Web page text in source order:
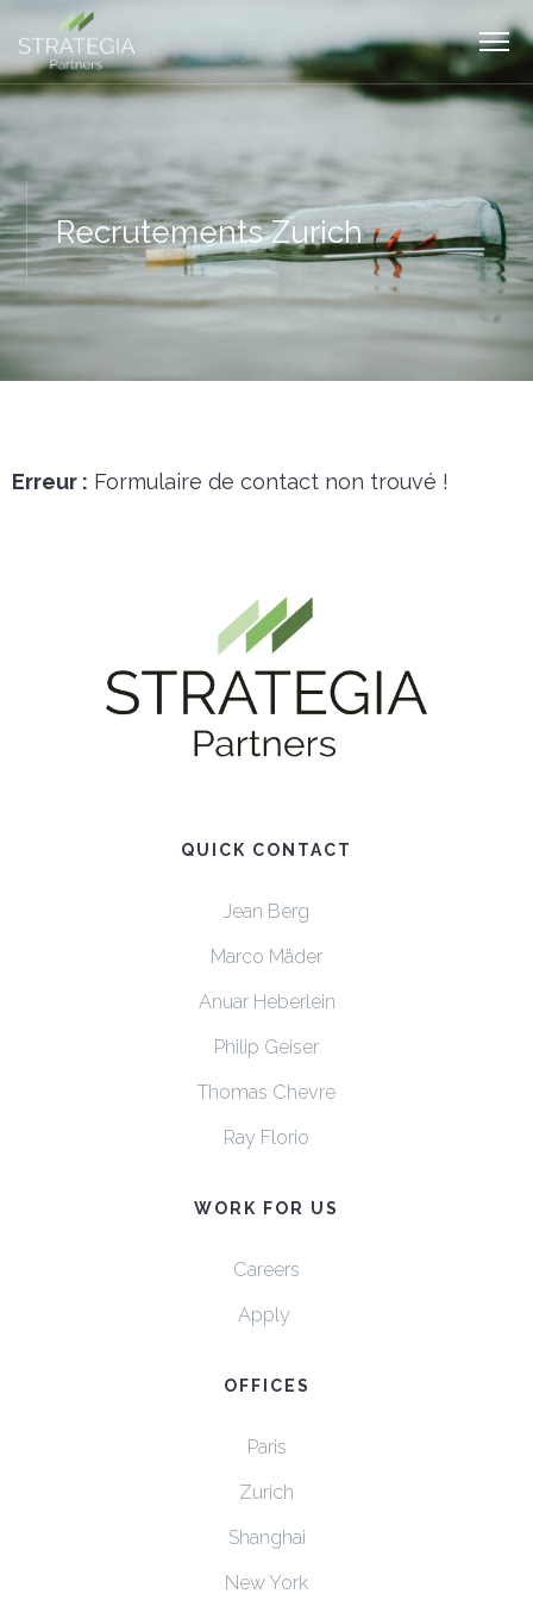
Recrutements Zurich
Erreur : Formulaire de contact non trouvé !
QUICK CONTACT
Jean Berg
Marco Mäder
Anuar Heberlein
Philip Geiser
Thomas Chevre
Ray Florio
WORK FOR US
Careers
Apply
OFFICES
Paris
Zurich
Shanghai
New York